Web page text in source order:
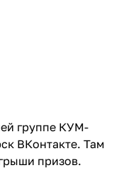
группе КУМ-
ВКонтакте. Там
призов.